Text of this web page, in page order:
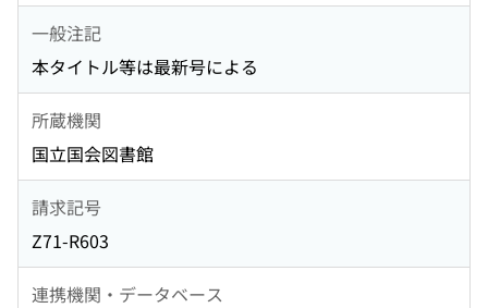
一般注記
本タイトル等は最新号による
所蔵機関
国立国会図書館
請求記号
Z71-R603
連携機関・データベース